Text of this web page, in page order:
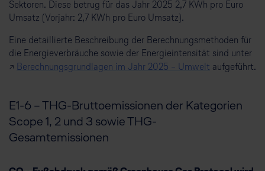
Sektoren. Diese betrug für das Jahr 2025 2,7 KWh pro Euro
Umsatz (Vorjahr: 2,7 KWh pro Euro Umsatz).
Eine detaillierte Beschreibung der Berechnungsmethoden für
die Energieverbräuche sowie der Energieintensität sind unter
↗ Berechnungsgrundlagen im Jahr 2025 – Umwelt aufgeführt.
E1-6 – THG-Bruttoemissionen der Kategorien
Scope 1, 2 und 3 sowie THG-
Gesamtemissionen